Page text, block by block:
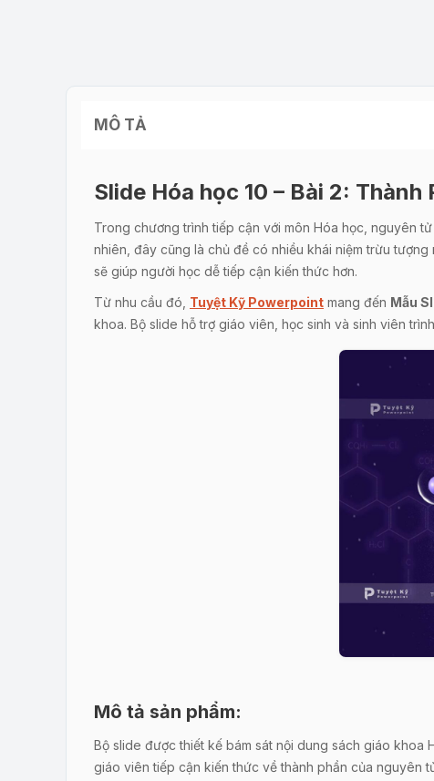
MÔ TẢ
Slide Hóa học 10 – Bài 2:
Trong chương trình tiếp cận với môn Hóa học, nguyên
nhiên, đây cũng là chủ đề có nhiều khái niệm trừu
sẽ giúp người học dễ tiếp cận kiến thức hơn.
Từ nhu cầu đó, Tuyệt Kỹ Powerpoint mang đến Mẫu
khoa. Bộ slide hỗ trợ giáo viên, học sinh và sinh viên
Mô tả sản phẩm:
Bộ slide được thiết kế bám sát nội dung sách giáo khoa
giáo viên tiếp cận kiến thức về thành phần của nguyên